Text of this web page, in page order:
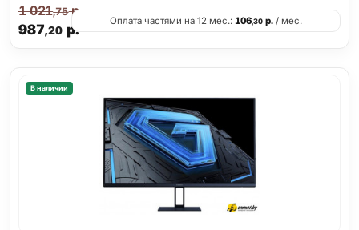
987,20р.
1 021,75р.
Оплата частями на 12 мес.: 106,30 р. / мес.
В наличии